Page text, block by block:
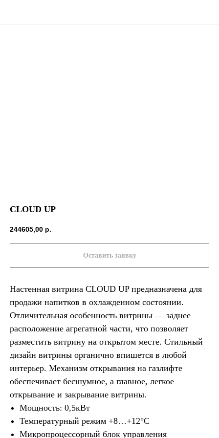
CLOUD UP
244605,00 р.
Оставить заявку
Настенная витрина CLOUD UP предназначена для
продажи напитков в охлажденном состоянии.
Отличительная особенность витрины — заднее
расположение агрегатной части, что позволяет
разместить витрину на открытом месте. Стильный
дизайн витрины органично впишется в любой
интерьер. Механизм открывания на газлифте
обеспечивает бесшумное, а главное, легкое
открывание и закрывание витрины.
Мощность: 0,5кВт
Температурный режим +8…+12°С
Микропроцессорный блок управления